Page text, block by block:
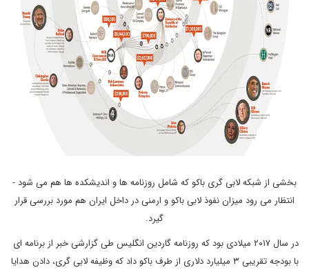
بخشی از شبکه لابی گری باکو که شامل روزنامه ها و اندیشکده ها هم می شود -
انتظار می رود میزان نفوذ لابی باکو و ارمنی در داخل ایران هم مورد بررسی قرار
گیرد.
در سال ۲۰۱۷ میلادی بود که روزنامه گاردین انگلیس طی گزارشی خبر از برنامه ای
با بودجه تقریبی ۳ میلیارد دلاری از طرف باکو داد که وظیفه لابی گری، دادن هدایا